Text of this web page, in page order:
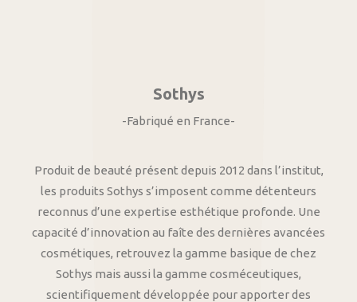
Sothys
-Fabriqué en France-
Produit de beauté présent depuis 2012 dans l’institut,
les produits Sothys s’imposent comme détenteurs
reconnus d’une expertise esthétique profonde. Une
capacité d’innovation au faîte des dernières avancées
cosmétiques, retrouvez la gamme basique de chez
Sothys mais aussi la gamme cosméceutiques,
scientifiquement développée pour apporter des